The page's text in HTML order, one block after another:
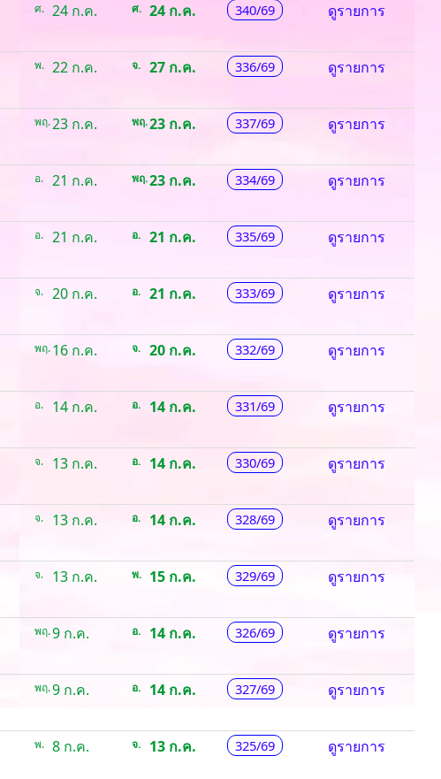
ศ. 24 ก.ค. ศ. 24 ก.ค. 340/69 ดูรายการ
พ. 22 ก.ค. จ. 27 ก.ค. 336/69 ดูรายการ
พฤ.23 ก.ค. พฤ.23 ก.ค. 337/69 ดูรายการ
อ. 21 ก.ค. พฤ.23 ก.ค. 334/69 ดูรายการ
อ. 21 ก.ค. อ. 21 ก.ค. 335/69 ดูรายการ
จ. 20 ก.ค. อ. 21 ก.ค. 333/69 ดูรายการ
พฤ. 16 ก.ค. จ. 20 ก.ค. 332/69 ดูรายการ
อ. 14 ก.ค. อ. 14 ก.ค. 331/69 ดูรายการ
จ. 13 ก.ค. อ. 14 ก.ค. 330/69 ดูรายการ
จ. 13 ก.ค. อ. 14 ก.ค. 328/69 ดูรายการ
จ. 13 ก.ค. พ. 15 ก.ค. 329/69 ดูรายการ
พฤ.9 ก.ค. อ. 14 ก.ค. 326/69 ดูรายการ
พฤ.9 ก.ค. อ. 14 ก.ค. 327/69 ดูรายการ
พ. 8 ก.ค. จ. 13 ก.ค. 325/69 ดูรายการ